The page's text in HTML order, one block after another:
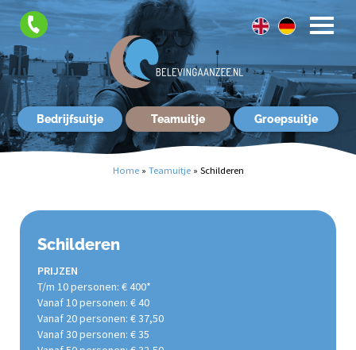
Bedrijfsuitje Teamuitje Groepsuitje
FAQ
Contact
Home » Teamuitje » Schilderen
Schilderen
PRIJZEN
T/m 10 personen: € 400*
Vanaf 10 personen: € 40
Vanaf 20 personen: € 37,50
Vanaf 30 personen: € 35